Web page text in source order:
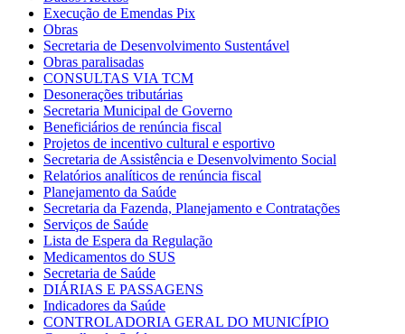
Execução de Emendas Pix
Obras
Secretaria de Desenvolvimento Sustentável
Obras paralisadas
CONSULTAS VIA TCM
Desonerações tributárias
Secretaria Municipal de Governo
Beneficiários de renúncia fiscal
Projetos de incentivo cultural e esportivo
Secretaria de Assistência e Desenvolvimento Social
Relatórios analíticos de renúncia fiscal
Planejamento da Saúde
Secretaria da Fazenda, Planejamento e Contratações
Serviços de Saúde
Lista de Espera da Regulação
Medicamentos do SUS
Secretaria de Saúde
DIÁRIAS E PASSAGENS
Indicadores da Saúde
CONTROLADORIA GERAL DO MUNICÍPIO